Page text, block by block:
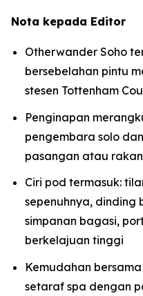
Nota kepada Editor
Otherwander Soho
bersebelahan pintu
stesen Tottenham
Penginapan
pengembara solo
pasangan atau rakan
Ciri pod termasuk:
sepenuhnya, dinding
simpanan bagasi,
berkelajuan tinggi
Kemudahan
setaraf spa dengan